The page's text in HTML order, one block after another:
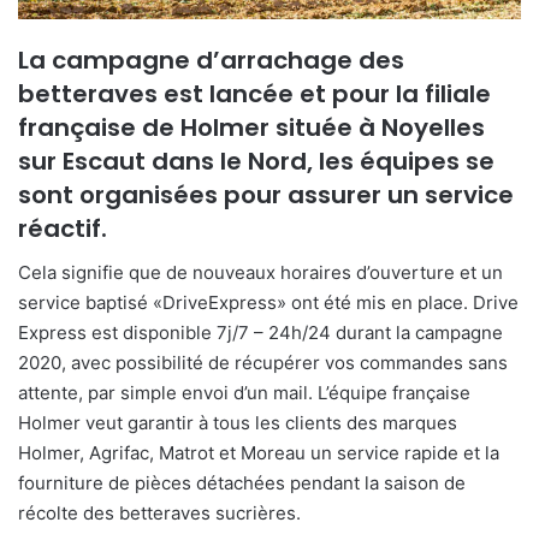
i
La campagne d’arrachage des
betteraves est lancée et pour la filiale
française de Holmer située à Noyelles
sur Escaut dans le Nord, les équipes se
sont organisées pour assurer un service
réactif.
Cela signifie que de nouveaux horaires d’ouverture et un
service baptisé «DriveExpress» ont été mis en place. Drive
Express est disponible 7j/7 – 24h/24 durant la campagne
2020, avec possibilité de récupérer vos commandes sans
attente, par simple envoi d’un mail. L’équipe française
Holmer veut garantir à tous les clients des marques
Holmer, Agrifac, Matrot et Moreau un service rapide et la
fourniture de pièces détachées pendant la saison de
récolte des betteraves sucrières.